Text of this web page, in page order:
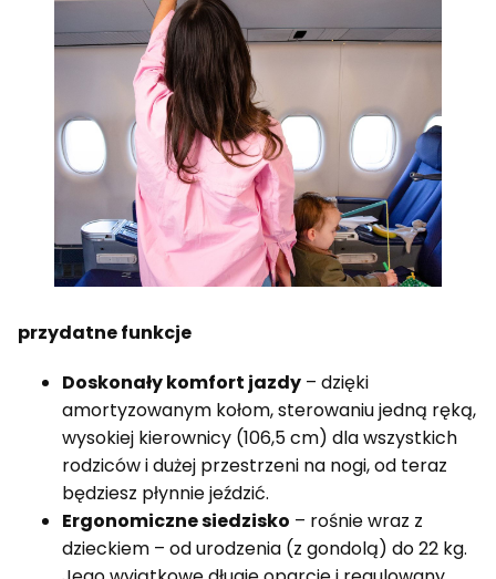
przydatne funkcje
Doskonały komfort jazdy – dzięki
amortyzowanym kołom, sterowaniu jedną ręką,
wysokiej kierownicy (106,5 cm) dla wszystkich
rodziców i dużej przestrzeni na nogi, od teraz
będziesz płynnie jeździć.
Ergonomiczne siedzisko – rośnie wraz z
dzieckiem – od urodzenia (z gondolą) do 22 kg.